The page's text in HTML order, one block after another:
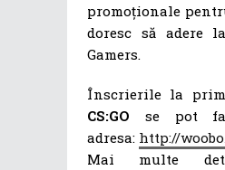
promoționale
doresc să adere
Gamers.
Înscrierile la
CS:GO se pot
adresa: http://
Mai multe